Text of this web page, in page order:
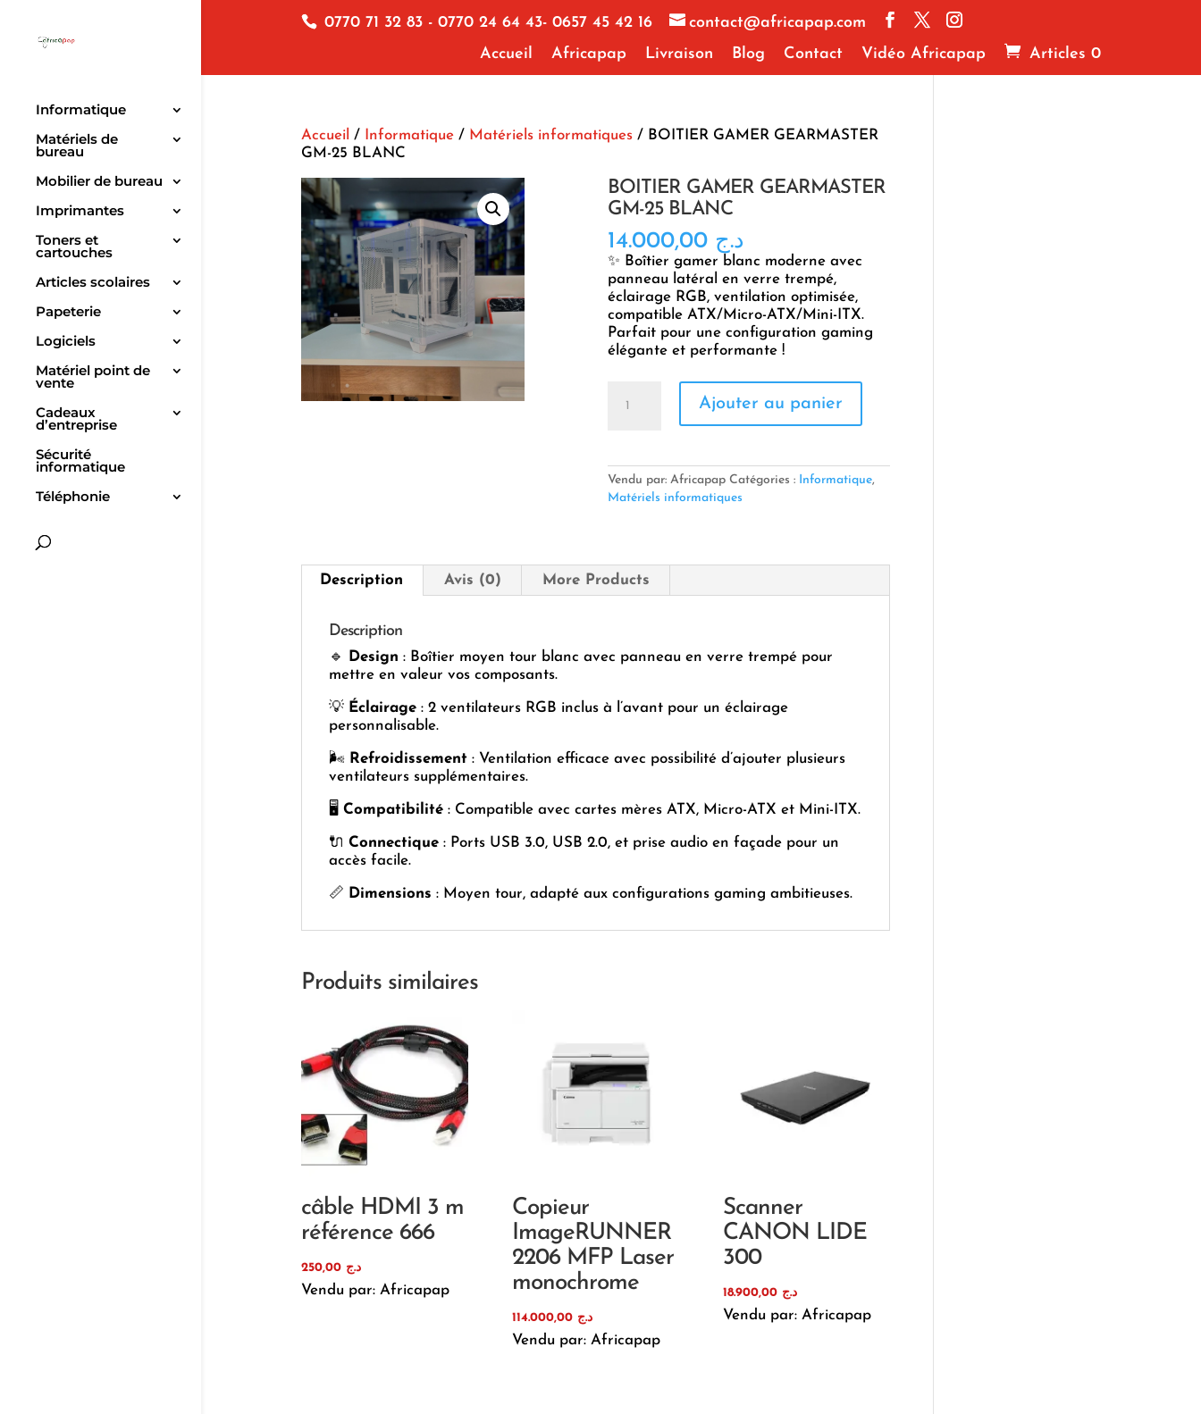
0770 71 32 83 - 0770 24 64 43- 0657 45 42 16
contact@africapap.com
Accueil
Africapap Livraison Blog Contact Vidéo Africapap Articles 0
Informatique
Matériels de
bureau
Mobilier de bureau
Imprimantes
Toners et
cartouches
Articles scolaires
Papeterie
Logiciels
Matériel point de
vente
Cadeaux
d’entreprise
Sécurité
informatique
Téléphonie
Accueil / Informatique/ Matériels informatiques/ BOITIER GAMER GEARMASTER
GM-25 BLANC
BOITIER GAMER GEARMASTER
GM-25 BLANC
د.ج 14.000,00
✨ Boîtier gamer blanc moderne avec
panneau latéral en verre trempé,
éclairage RGB, ventilation optimisée,
compatible ATX/Micro-ATX/Mini-ITX.
Parfait pour une configuration gaming
élégante et performante !
GM-
25
Ajouter au panier
Vendu par: Africapap Catégories : Informatique,
Matériels informatiques
Description Avis (0) More Products
Description
🔹 Design : Boîtier moyen tour blanc avec panneau en verre trempé pour
mettre en valeur vos composants.
💡 Éclairage: 2 ventilateurs RGB inclus à l’avant pour un éclairage
personnalisable.
🌬️ Refroidissement: Ventilation efficace avec possibilité d’ajouter plusieurs
ventilateurs supplémentaires.
🖥️ Compatibilité: Compatible avec cartes mères ATX, Micro-ATX et Mini-ITX.
🔌 Connectique: Ports USB 3.0, USB 2.0, et prise audio en façade pour un
accès facile.
📏 Dimensions : Moyen tour, adapté aux configurations gaming ambitieuses.
Produits similaires
câble HDMI 3 m
référence 666
د.ج 250,00
Vendu par: Africapap
Copieur
ImageRUNNER
2206 MFP Laser
monochrome
د.ج 114.000,00
Vendu par: Africapap
Scanner
CANON LIDE
300
د.ج
Vendu par: Africapap